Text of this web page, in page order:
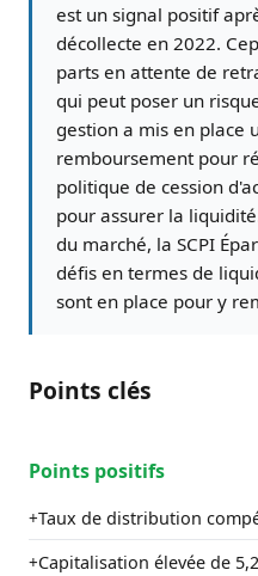
est un signal positif
décollecte en 2022.
parts en attente de
qui peut poser un
gestion a mis en place
remboursement pour
politique de cession
pour assurer la
du marché, la SCPI
défis en termes de
sont en place pour y
Points clés
Points positifs
+Taux de distribution
+Capitalisation élevée de